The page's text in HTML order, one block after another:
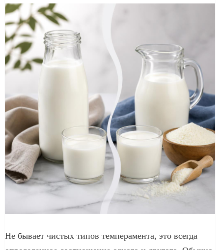
Не бывает чистых типов темперамента, это всегда